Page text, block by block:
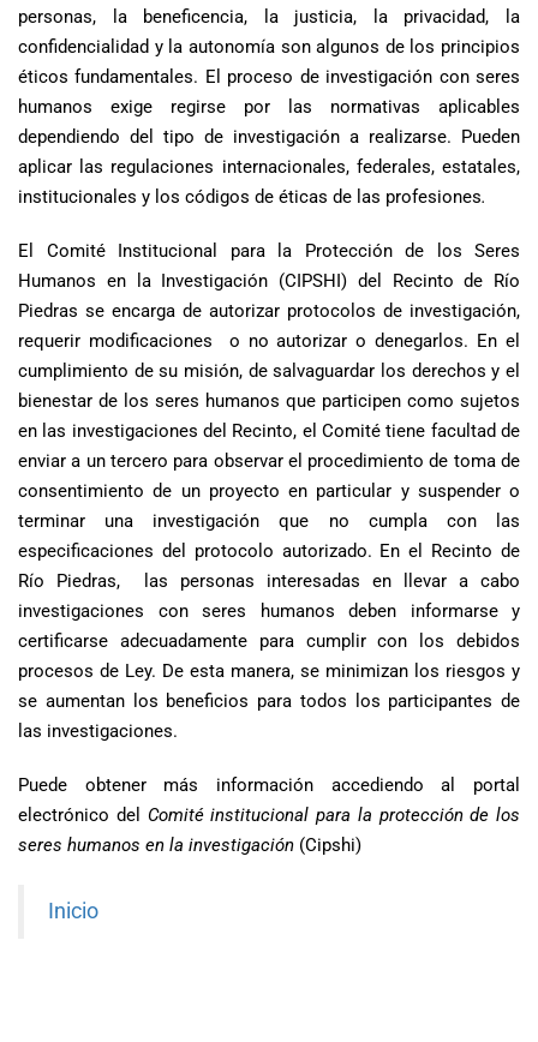
personas, la beneficencia, la justicia, la privacidad, la
confidencialidad y la autonomía son algunos de los principios
éticos fundamentales. El proceso de investigación con seres
humanos exige regirse por las normativas aplicables
dependiendo del tipo de investigación a realizarse. Pueden
aplicar las regulaciones internacionales, federales, estatales,
institucionales y los códigos de éticas de las profesiones.
El Comité Institucional para la Protección de los Seres
Humanos en la Investigación (CIPSHI) del Recinto de Río
Piedras se encarga de autorizar protocolos de investigación,
requerir modificaciones o no autorizar o denegarlos. En el
cumplimiento de su misión, de salvaguardar los derechos y el
bienestar de los seres humanos que participen como sujetos
en las investigaciones del Recinto, el Comité tiene facultad de
enviar a un tercero para observar el procedimiento de toma de
consentimiento de un proyecto en particular y suspender o
terminar una investigación que no cumpla con las
especificaciones del protocolo autorizado. En el Recinto de
Río Piedras, las personas interesadas en llevar a cabo
investigaciones con seres humanos deben informarse y
certificarse adecuadamente para cumplir con los debidos
procesos de Ley. De esta manera, se minimizan los riesgos y
se aumentan los beneficios para todos los participantes de
las investigaciones.
Puede obtener más información accediendo al portal
electrónico del Comité institucional para la protección de los
seres humanos en la investigación (Cipshi)
Inicio